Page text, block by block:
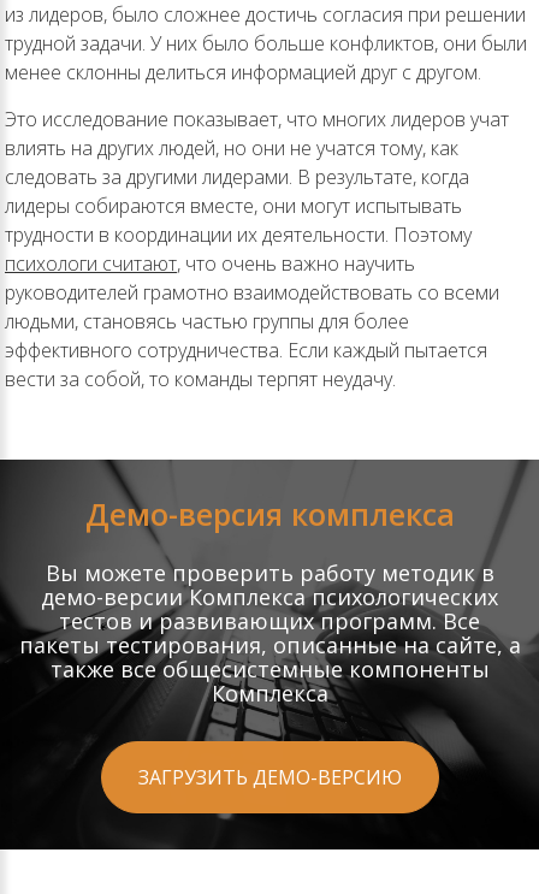
из лидеров, было сложнее достичь согласия при решении
трудной задачи. У них было больше конфликтов, они были
менее склонны делиться информацией друг с другом.
Это исследование показывает, что многих лидеров учат
влиять на других людей, но они не учатся тому, как
следовать за другими лидерами. В результате, когда
лидеры собираются вместе, они могут испытывать
трудности в координации их деятельности. Поэтому
психологи считают, что очень важно научить
руководителей грамотно взаимодействовать со всеми
людьми, становясь частью группы для более
эффективного сотрудничества. Если каждый пытается
вести за собой, то команды терпят неудачу.
Демо-версия комплекса
Вы можете проверить работу методик в
демо-версии Комплекса психологических
тестов и развивающих программ. Все
пакеты тестирования, описанные на сайте, а
также все общесистемные компоненты
Комплекса
ЗАГРУЗИТЬ ДЕМО-ВЕРСИЮ